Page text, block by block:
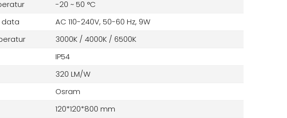
-20 ~ 50 °C
data
AC 110-240V, 50-60 Hz, 9W
3000K / 4000K / 6500K
IP54
320 LM/W
Osram
120*120*800 mm